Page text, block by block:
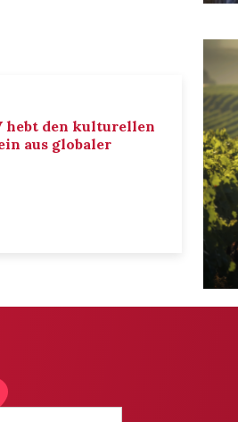
hebt den kulturellen
aus globaler